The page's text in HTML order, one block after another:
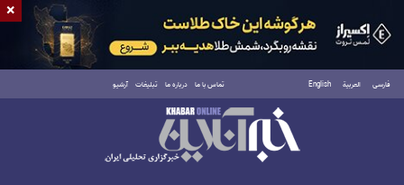
فارسی العربية English تماس با ما درباره ما تبلیغات آرشیو
جمعه ۱۶ مرداد ۱۴۰۵
×